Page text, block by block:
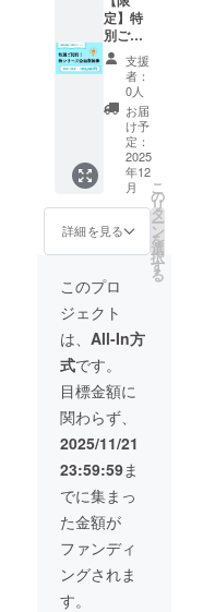
デジタ
ルチ
ケット
をお送
りしま
す。
ります
※チケッ
トはお
申し込
み時に
ご記入
いただ
いた
メール
アドレ
ス宛に
デジタ
ケット
をお送
す。
はご家
族やご
友人に
もお渡
しでき
ます。
●チケッ
トはプ
ロジェ
クト終
了と共
にご使
用可能
になり
●チケッ
トの有
は１年
間とな
ります
※チケッ
トはお
申し込
み時に
ご記入
いた
メール
アドレ
ス宛に
デジタ
ルチ
ケット
ジタル
チケッ
トを発
行いた
しま
す。 ・
チケッ
トはク
ラウド
ファン
ディン
グ終了
後メー
しま
す。 ・
ギフト
コード
付きチ
ケット
はご家
族やご
友人に
もお渡
しでき
ます。
・チ
ケット
はプロ
ジェク
ト終了
と共に
を2つ選
べるチ
ケット
です。
＜チ
ケット
内容＞
① 10種
から選
べる絵
本1冊分
チケッ
ト ・全
10種の
うちお
好きな
一冊を
選べる
デジタ
ルチ
ケット
を発行
いたし
ます。
・チ
ケット
はクラ
ウド
ファン
ディン
グ終了
後メー
ルにて
定】特
別ご招
待！新
シリー
ズ企画
参加券
「えほ
んにお
いで
よ」の
新シ
リーズ
アイデ
ア企画
にご参
加いた
だける
特別招
待券で
す。 限
定10名
様がご
参加い
ただけ
ます。
＜チ
ケット
内容＞ ︎
クラウ
ドファ
ンディ
ング終
了後、
支援
者：
0人
お届
け予
定：
2025
年12
月
詳細を見る
こ
の
リ
タ
ー
ン
を
選
択
す
る
このプロ
ジェクト
は、 All-In方
式です。
目標金額に
関わらず、
2025/11/21
23:59:59ま
でに集まっ
た金額が
ファンディ
ングされま
す。